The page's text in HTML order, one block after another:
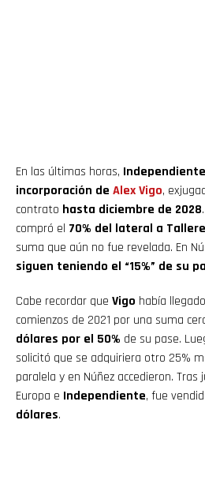
En las últimas horas,
incorporación de Alex Vigo,
contrato hasta diciembre de 2028
compró el 70% del lateral a
suma que aún no fue revelada. En
siguen teniendo el “15%” de su
Cabe recordar que Vigo había
comienzos de 2021 por una suma
dólares por el 50% de su pase.
solicitó que se adquiriera otro 25%
paralela y en Núñez accedieron.
Europa e Independiente, fue
dólares.